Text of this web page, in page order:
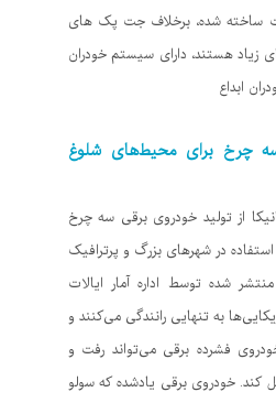
ساخته شده، برخلاف جت پک های
زیاد هستند، دارای سیستم خودران
ابداع
چرخ برای محیط‌های شلوغ
از تولید خودروی برقی سه چرخ
در شهرهای بزرگ و پرترافیک
شده توسط اداره آمار ایالات
از آمریکایی‌ها به تنهایی رانندگی می‌کنند و
فشرده برقی می‌تواند رفت و
کند. خودروی برقی یادشده که سولو